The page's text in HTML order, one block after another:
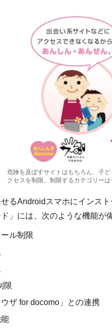
危険を及ぼすサイトはもちろん、子
クセスを制限。制限するカテゴリー
るAndroidスマホにインス
」には、次のような機能が
ル制限
限
ウザ for docomo」との連携